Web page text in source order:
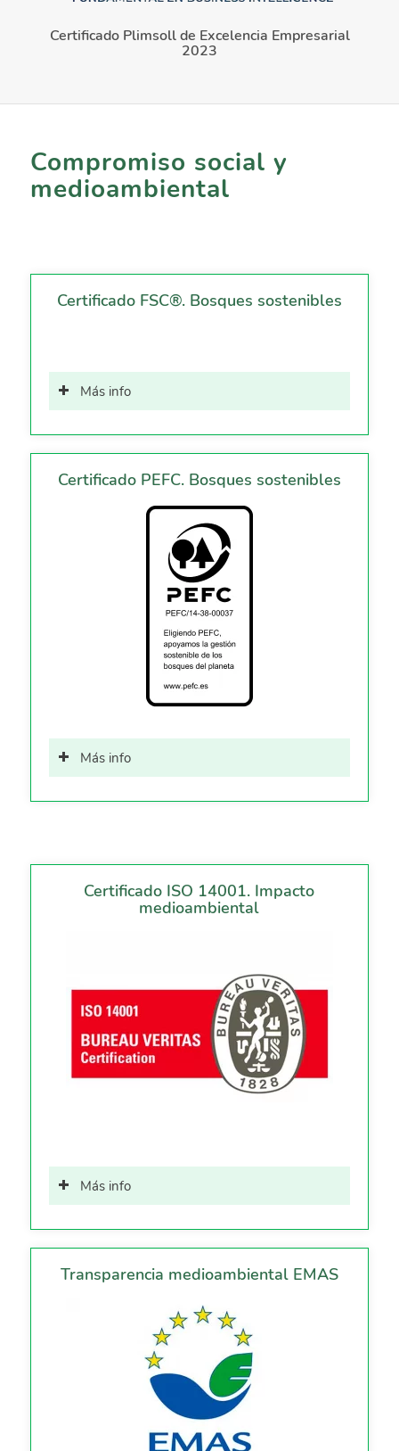
Certificado Plimsoll de Excelencia Empresarial
2023
Compromiso social y
medioambiental
Certificado FSC®. Bosques sostenibles
Más info
Certificado PEFC. Bosques sostenibles
Más info
Certificado ISO 14001. Impacto
medioambiental
Más info
Transparencia medioambiental EMAS